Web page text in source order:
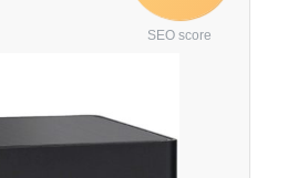
SEO score